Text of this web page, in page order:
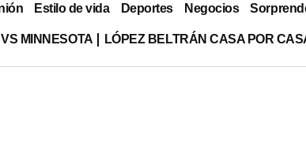
Estilo de vida Deportes Negocios
MINNESOTA LÓPEZ BELTRÁN CASA POR